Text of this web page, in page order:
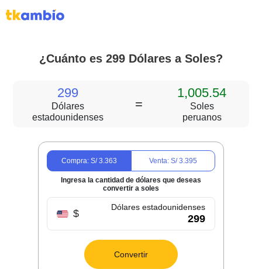
¿Cuánto es 299 Dólares a Soles?
299
Dólares
estadounidenses
=
1,005.54
Soles
peruanos
Compra: S/3.363 Venta: S/3.395
Ingresa la cantidad de dólares que deseas
convertir a soles
$
Dólares estadounidenses
Convertir